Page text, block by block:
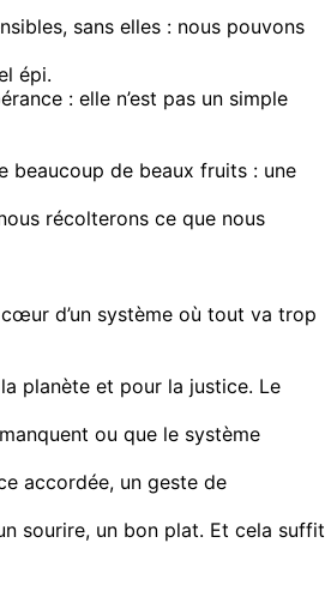
sans elles : nous pouvons
épi.
: elle n’est pas un simple
beaucoup de beaux fruits : une
récolterons ce que nous
d’un système où tout va trop
planète et pour la justice. Le
ou que le système
accordée, un geste de
sourire, un bon plat. Et cela suffit